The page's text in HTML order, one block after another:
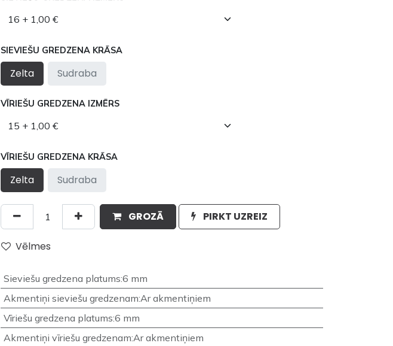
SIEVIEŠU GREDZENA KRĀSA
Zelta Sudraba
VĪRIEŠU GREDZENA IZMĒRS
VĪRIEŠU GREDZENA KRĀSA
Zelta Sudraba
GROZĀ PIRKT UZREIZ
Vēlmes
Sieviešu gredzena platums:6 mm
Akmentiņi sieviešu gredzenam:Ar akmentiņiem
Vīriešu gredzena platums:6 mm
Akmentiņi vīriešu gredzenam:Ar akmentiņiem